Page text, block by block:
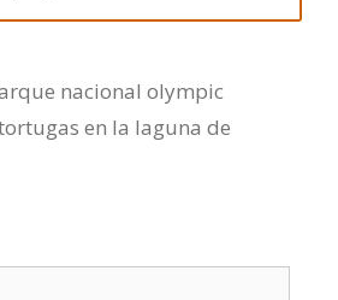
nacional olympic
en la laguna de